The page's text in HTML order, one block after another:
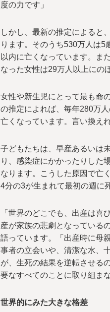
度の力です」
しかし、最新の推定によると
ります。そのうち530万人は5
以内に亡くなっています。ま
なった女性は29万人以上にの
女性や新生児にとって最も命
の推定によれば、毎年280万
亡くなっています。言い換え
子どもたちは、早産あるいは
り、感染症にかかったりした
なります。こうした原因で亡
4分の3が生まれて最初の週に
「世界のどこでも、出産は喜
産が家族の悲劇となっている
語っています。「出産時に母
事者の立会いや、清潔な水、
が、生死の結果を逆転させる
要なすべてのことに取り組ま
世界的にみた大きな格差